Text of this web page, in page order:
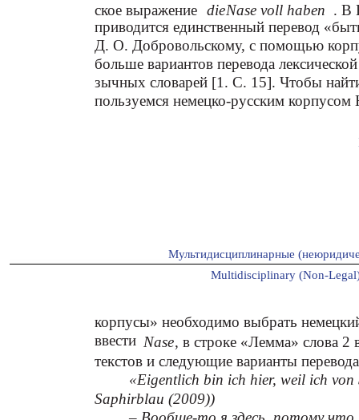
ское выражение dieNase voll haben . В
приводится единственный перевод
Д. О. Добровольскому, с помощью
больше вариантов перевода
зычных словарей [1. С. 15]. Чтобы
пользуемся немецко-русским
Мультидисциплинарные
Multidisciplinary (Non-
корпусы» необходимо выбрать
ввести Nase, в строке «Лемма» слова 2
текстов и следующие варианты
«Eigentlich bin ich hier, weil ich von
Saphirblau (2009))